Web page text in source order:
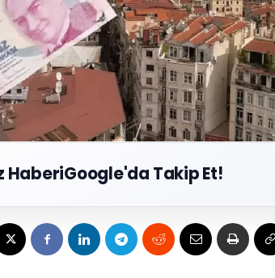
HaberiGoogle'da Takip Et!